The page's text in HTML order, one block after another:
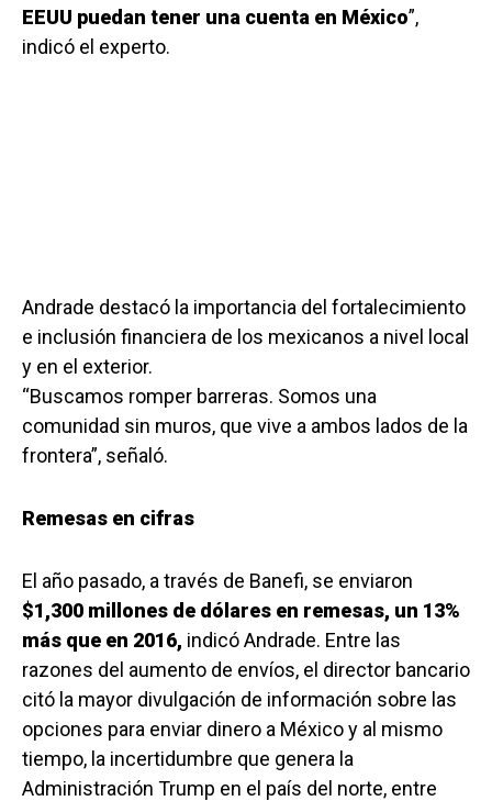
EEUU puedan tener una cuenta en México”,
indicó el experto.
Andrade destacó la importancia del fortalecimiento
e inclusión financiera de los mexicanos a nivel local
y en el exterior.
“Buscamos romper barreras. Somos una
comunidad sin muros, que vive a ambos lados de la
frontera”, señaló.
Remesas en cifras
El año pasado, a través de Banefi, se enviaron
$1,300 millones de dólares en remesas, un 13%
más que en 2016, indicó Andrade. Entre las
razones del aumento de envíos, el director bancario
citó la mayor divulgación de información sobre las
opciones para enviar dinero a México y al mismo
tiempo, la incertidumbre que genera la
Administración Trump en el país del norte, entre